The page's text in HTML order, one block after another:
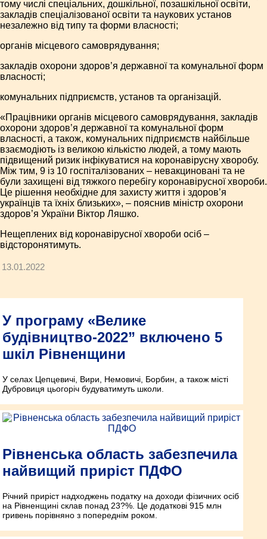
тому числі спеціальних, дошкільної, позашкільної освіти,
закладів спеціалізованої освіти та наукових установ
незалежно від типу та форми власності;
органів місцевого самоврядування;
закладів охорони здоров’я державної та комунальної форм
власності;
комунальних підприємств, установ та організацій.
«Працівники органів місцевого самоврядування, закладів
охорони здоров’я державної та комунальної форм
власності, а також, комунальних підприємств найбільше
взаємодіють із великою кількістю людей, а тому мають
підвищений ризик інфікуватися на коронавірусну хворобу.
Між тим, 9 із 10 госпіталізованих – невакциновані та не
були захищені від тяжкого перебігу коронавірусної хвороби.
Це рішення необхідне для захисту життя і здоров’я
українців та їхніх близьких», – пояснив міністр охорони
здоров’я України Віктор Ляшко.
Нещеплених від коронавірусної хвороби осіб –
відсторонятимуть.
13.01.2022
У програму «Велике
будівництво-2022” включено 5
шкіл Рівненщини
У селах Цепцевичі, Вири, Немовичі, Борбин, а також місті
Дубровиця цьогоріч будуватимуть школи.
Рівненська область забезпечила
найвищий приріст ПДФО
Річний приріст надходжень податку на доходи фізичних осіб
на Рівненщині склав понад 23?%. Це додаткові 915 млн
гривень порівняно з попереднім роком.